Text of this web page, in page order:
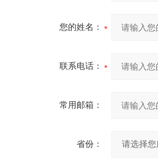
您的姓名：
联系电话：
常用邮箱：
省份：